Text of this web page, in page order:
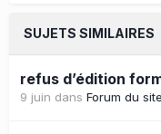
SUJETS SIMILAIRES
refus d’édition
9 juin dans Forum du